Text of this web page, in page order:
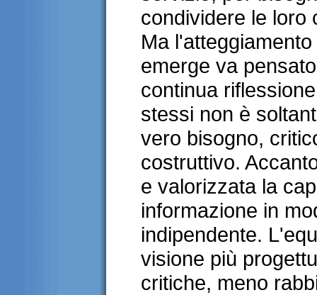
condividere le loro
Ma
emerge va
continua
stessi non è
vero bisogno,
costruttivo.
e valorizzata la
informazione in
indipendente.
visione più
critiche, meno